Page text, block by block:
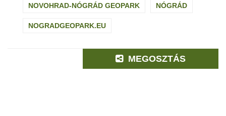
NOVOHRAD-NÓGRÁD GEOPARK NÓGRÁD
NOGRADGEOPARK.EU
MEGOSZTÁS